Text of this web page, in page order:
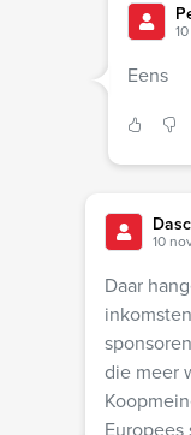
Eens
10
Daar
die meer